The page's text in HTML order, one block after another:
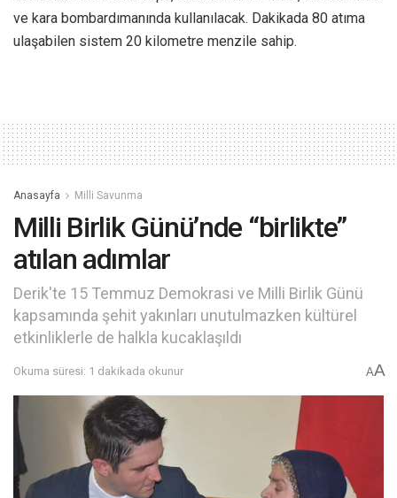
ve kara bombardımanında kullanılacak. Dakikada 80 atıma
ulaşabilen sistem 20 kilometre menzile sahip.
Anasayfa Milli Savunma
Milli Birlik Günü’nde “birlikte”
atılan adımlar
Derik'te 15 Temmuz Demokrasi ve Milli Birlik Günü
kapsamında şehit yakınları unutulmazken kültürel
etkinliklerle de halkla kucaklaşıldı
Okuma süresi: 1 dakikada okunur AA